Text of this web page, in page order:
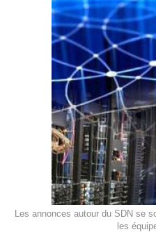
Les annonces autour du SDN se
les